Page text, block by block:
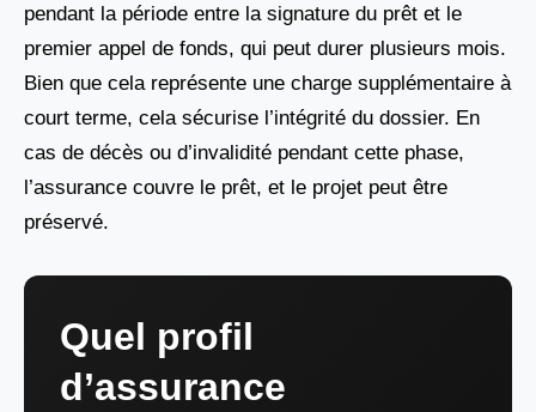
pendant la période entre la signature du prêt et le
premier appel de fonds, qui peut durer plusieurs mois.
Bien que cela représente une charge supplémentaire à
court terme, cela sécurise l’intégrité du dossier. En
cas de décès ou d’invalidité pendant cette phase,
l’assurance couvre le prêt, et le projet peut être
préservé.
Quel profil
d’assurance